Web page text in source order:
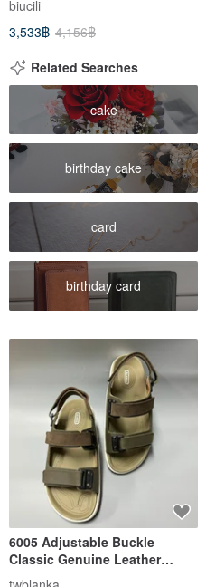
biucili
3,533฿ 4,156฿
Related Searches
cake
birthday cake
card
birthday card
6005 Adjustable Buckle
Classic Genuine Leather
Athletic Men's Slides